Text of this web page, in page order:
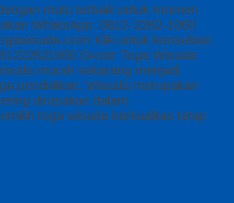
mutu terbaik untuk momen
WhatsApp: 0812-2282-1060
Klik untuk konsultasi
Grosir Toga Wisuda
murah sekarang menjadi
pendidikan. Wisuda merupakan
dirasakan dalam
toga wisuda berkualitas tetap